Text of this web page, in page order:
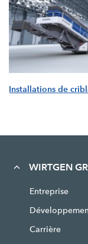
Installations de
WIRTGEN
Entreprise
Carrière